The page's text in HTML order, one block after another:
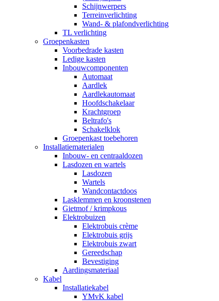
Schijnwerpers
Terreinverlichting
Wand- & plafondverlichting
TL verlichting
Groepenkasten
Voorbedrade kasten
Ledige kasten
Inbouwcomponenten
Automaat
Aardlek
Aardlekautomaat
Hoofdschakelaar
Krachtgroep
Beltrafo's
Schakelklok
Groepenkast toebehoren
Installatiematerialen
Inbouw- en centraaldozen
Lasdozen en wartels
Lasdozen
Wartels
Wandcontactdoos
Lasklemmen en kroonstenen
Gietmof / krimpkous
Elektrobuizen
Elektrobuis crème
Elektrobuis grijs
Elektrobuis zwart
Gereedschap
Bevestiging
Aardingsmateriaal
Kabel
Installatiekabel
YMvK kabel